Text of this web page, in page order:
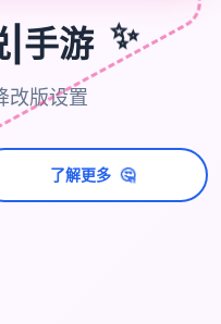
|手游 ✨
改版设置
了解更多 🤔